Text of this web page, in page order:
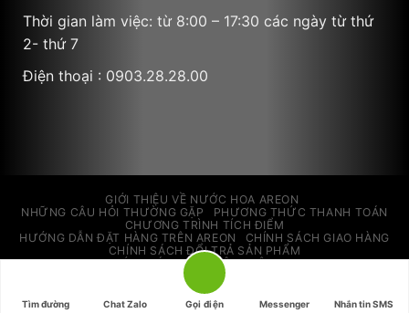
Thời gian làm việc: từ 8:00 – 17:30 các ngày từ thứ
2- thứ 7
Điện thoại : 0903.28.28.00
GIỚI THIỆU VỀ NƯỚC HOA AREON
NHỮNG CÂU HỎI THƯỜNG GẶP
PHƯƠNG THỨC THANH TOÁN
CHƯƠNG TRÌNH TÍCH ĐIỂM
HƯỚNG DẪN ĐẶT HÀNG TRÊN AREON
CHÍNH SÁCH GIAO HÀNG
CHÍNH SÁCH ĐỔI TRẢ SẢN PHẨM
CHÍNH SÁCH BẢO MẬT THÔNG TIN
AREON STORE VIETNAM
Tìm đường Chat Zalo Gọi điện Messenger Nhắn tin SMS